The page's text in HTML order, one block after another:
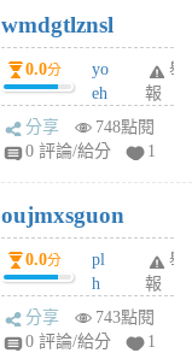
R
P
m
v
A
V
個
月
前
wmdgtlznsl
0.0分
yo
eh
ld
gy
個
月
前
舉
報
分享
748點閱
0 評論/給分
1
oujmxsguon
0.0分
pl
h
wi
w
舉
報
分享
743點閱
0 評論/給分
1